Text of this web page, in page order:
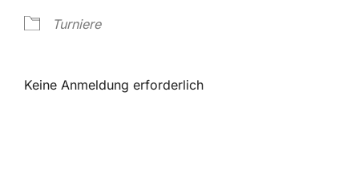
Turniere
Keine Anmeldung erforderlich